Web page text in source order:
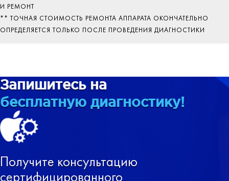
И РЕМОНТ
** ТОЧНАЯ СТОИМОСТЬ РЕМОНТА АППАРАТА ОКОНЧАТЕЛЬНО
ОПРЕДЕЛЯЕТСЯ ТОЛЬКО ПОСЛЕ ПРОВЕДЕНИЯ ДИАГНОСТИКИ
Запишитесь на
бесплатную диагностику!
Получите консультацию
сертифицированного